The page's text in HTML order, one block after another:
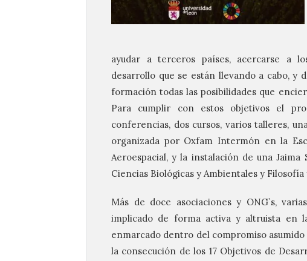
ayudar a terceros países, acercarse a
desarrollo que se están llevando a cabo, y
formación todas las posibilidades que
Para cumplir con estos objetivos el
conferencias, dos cursos, varios talleres,
organizada por Oxfam Intermón en la
Aeroespacial, y la instalación de una
Ciencias Biológicas y Ambientales y Filosofía
Más de doce asociaciones y ONG`s,
implicado de forma activa y altruista en
enmarcado dentro del compromiso
la consecución de los 17 Objetivos de